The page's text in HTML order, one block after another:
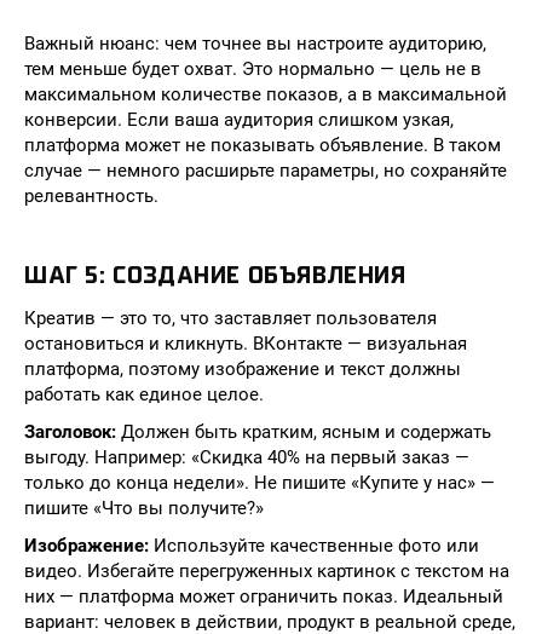
Важный нюанс: чем точнее вы настроите аудиторию,
тем меньше будет охват. Это нормально — цель не в
максимальном количестве показов, а в максимальной
конверсии. Если ваша аудитория слишком узкая,
платформа может не показывать объявление. В таком
случае — немного расширьте параметры, но сохраняйте
релевантность.
ШАГ 5: СОЗДАНИЕ ОБЪЯВЛЕНИЯ
Креатив — это то, что заставляет пользователя
остановиться и кликнуть. ВКонтакте — визуальная
платформа, поэтому изображение и текст должны
работать как единое целое.
Заголовок: Должен быть кратким, ясным и содержать
выгоду. Например: «Скидка 40% на первый заказ —
только до конца недели». Не пишите «Купите у нас» —
пишите «Что вы получите?»
Изображение: Используйте качественные фото или
видео. Избегайте перегруженных картинок с текстом на
них — платформа может ограничить показ. Идеальный
вариант: человек в действии, продукт в реальной среде,